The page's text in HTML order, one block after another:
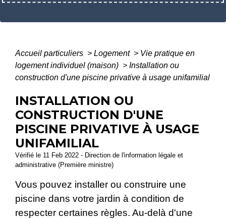
Accueil particuliers > Logement > Vie pratique en
logement individuel (maison) > Installation ou
construction d'une piscine privative à usage unifamilial
INSTALLATION OU
CONSTRUCTION D'UNE
PISCINE PRIVATIVE À USAGE
UNIFAMILIAL
Vérifié le 11 Feb 2022 - Direction de l'information légale et
administrative (Première ministre)
Vous pouvez installer ou construire une
piscine dans votre jardin à condition de
respecter certaines règles. Au-delà d'une